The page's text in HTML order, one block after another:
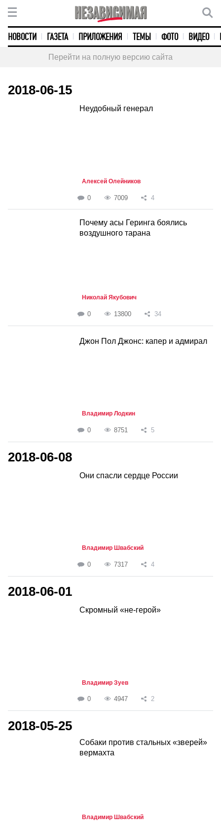
НОВОСТИ ГАЗЕТА ПРИЛОЖЕНИЯ ТЕМЫ ФОТО ВИДЕО
Перейти на полную версию сайта
2018-06-15
Неудобный генерал
Алексей Олейников
0 7009 4
Почему асы Геринга боялись
воздушного тарана
Николай Якубович
0 13800 34
Джон Пол Джонс: капер и адмирал
Владимир Лодкин
0 8751 5
2018-06-08
Они спасли сердце России
Владимир Швабский
0 7317 4
2018-06-01
Скромный «не-герой»
Владимир Зуев
0 4947 2
2018-05-25
Собаки против стальных «зверей»
вермахта
Владимир Швабский